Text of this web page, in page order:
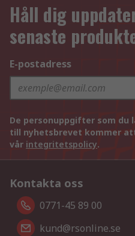
Håll dig
senaste
E-postadress
De personuppgifter som du
till nyhetsbrevet kommer
vår integritetspolicy.
Kontakta oss
0771-45 89 00
kund@rsonline.se